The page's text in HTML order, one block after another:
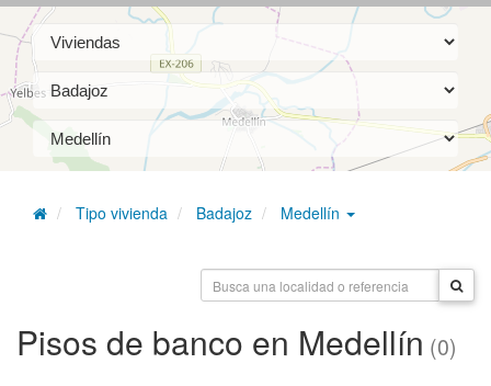
Tipo vivienda Badajoz Medellín
Pisos de banco en Medellín (0)